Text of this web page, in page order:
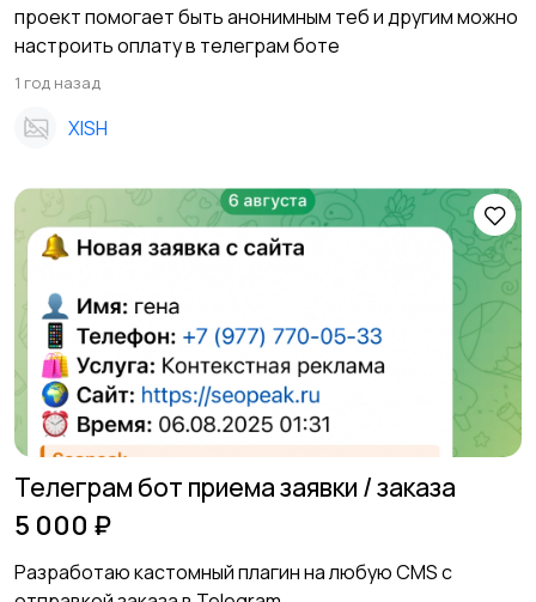
проект помогает быть анонимным теб и другим можно
настроить оплату в телеграм боте
1 год назад
XISH
Телеграм бот приема заявки / заказа
5 000 ₽
Разработаю кастомный плагин на любую CMS с